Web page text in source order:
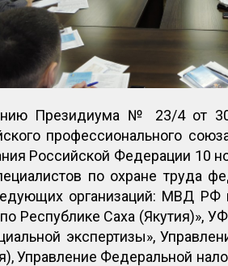
Президиума № 23/4 от
профессионального
Российской Федерации 10
по охране труда
организаций: МВД
Республике Саха (Якутия)»,
экспертизы»,
Управление Федеральной